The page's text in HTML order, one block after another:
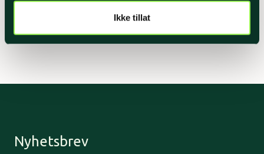
Ikke tillat
Nyhetsbrev